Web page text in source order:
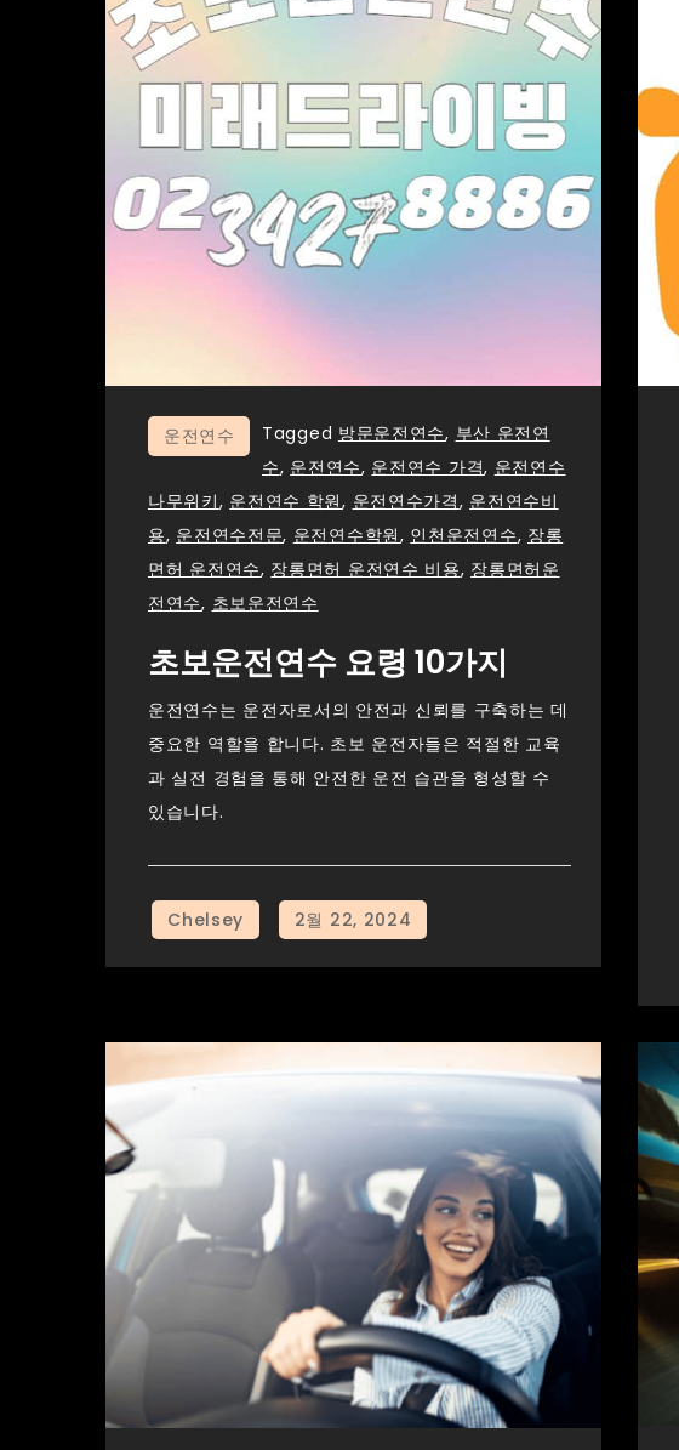
운전연수 Tagged 방문운전연수, 부산 운전연
수, 운전연수, 운전연수 가격, 운전연수
나무위키, 운전연수 학원, 운전연수가격, 운전연수비
용, 운전연수전문, 운전연수학원, 인천운전연수, 장롱
면허 운전연수, 장롱면허 운전연수 비용, 장롱면허운
전연수, 초보운전연수
초보운전연수 요령 10가지
운전연수는 운전자로서의 안전과 신뢰를 구축하는 데
중요한 역할을 합니다. 초보 운전자들은 적절한 교육
과 실전 경험을 통해 안전한 운전 습관을 형성할 수
있습니다.